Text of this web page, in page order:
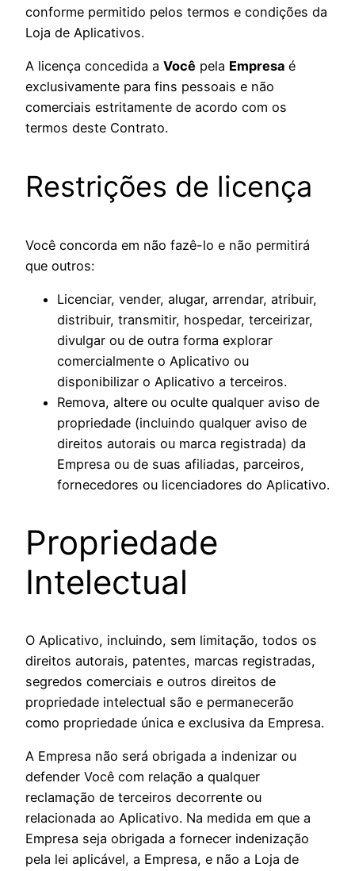
conforme permitido pelos termos e condições da
Loja de Aplicativos.
A licença concedida a Você pela Empresa é
exclusivamente para fins pessoais e não
comerciais estritamente de acordo com os
termos deste Contrato.
Restrições de licença
Você concorda em não fazê-lo e não permitirá
que outros:
Licenciar, vender, alugar, arrendar, atribuir,
distribuir, transmitir, hospedar, terceirizar,
divulgar ou de outra forma explorar
comercialmente o Aplicativo ou
disponibilizar o Aplicativo a terceiros.
Remova, altere ou oculte qualquer aviso de
propriedade (incluindo qualquer aviso de
direitos autorais ou marca registrada) da
Empresa ou de suas afiliadas, parceiros,
fornecedores ou licenciadores do Aplicativo.
Propriedade
Intelectual
O Aplicativo, incluindo, sem limitação, todos os
direitos autorais, patentes, marcas registradas,
segredos comerciais e outros direitos de
propriedade intelectual são e permanecerão
como propriedade única e exclusiva da Empresa.
A Empresa não será obrigada a indenizar ou
defender Você com relação a qualquer
reclamação de terceiros decorrente ou
relacionada ao Aplicativo. Na medida em que a
Empresa seja obrigada a fornecer indenização
pela lei aplicável, a Empresa, e não a Loja de